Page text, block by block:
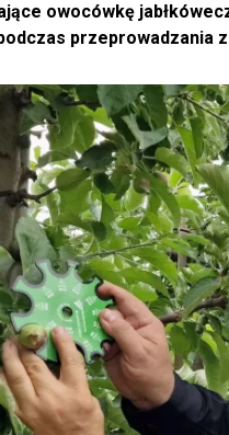
owocówkę
przeprowadzania